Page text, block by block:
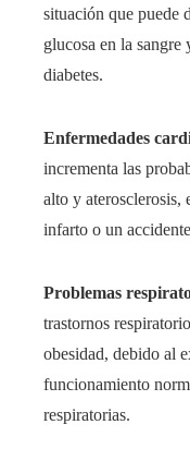
situación que puede
glucosa en la sangre
diabetes.
Enfermedades
incrementa las
alto y aterosclerosis,
infarto o un
Problemas
trastornos
obesidad, debido al
funcionamiento
respiratorias.